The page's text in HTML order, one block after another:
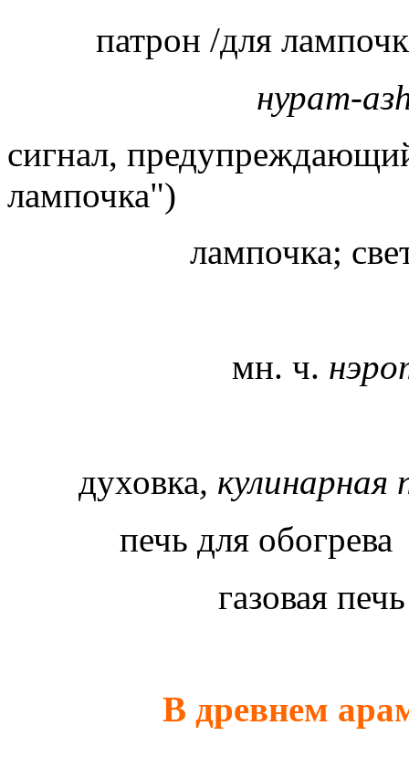
патрон /для
нурат-
сигнал,
лампочка")
лампочка;
мн. ч.
духовка,
печь для
газовая